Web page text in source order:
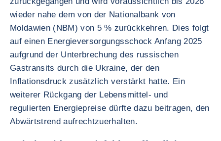
wieder nahe dem von der Nationalbank von
Moldawien (NBM) von 5 % zurückkehren. Dies folgt
auf einen Energieversorgungsschock Anfang 2025
aufgrund der Unterbrechung des russischen
Gastransits durch die Ukraine, der den
Inflationsdruck zusätzlich verstärkt hatte. Ein
weiterer Rückgang der Lebensmittel- und
regulierten Energiepreise dürfte dazu beitragen, den
Abwärtstrend aufrechtzuerhalten.